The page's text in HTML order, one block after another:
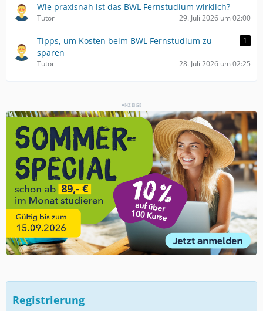
Wie praxisnah ist das BWL Fernstudium wirklich?
Tutor 29. Juli 2026 um 02:00
Tipps, um Kosten beim BWL Fernstudium zu
sparen
1
Tutor 28. Juli 2026 um 02:25
ANZEIGE
Registrierung